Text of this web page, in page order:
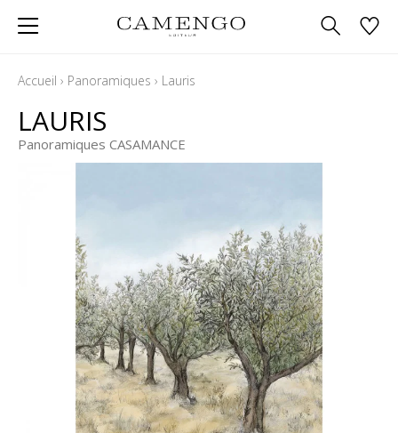
Accueil › Panoramiques › Lauris
LAURIS
Panoramiques CASAMANCE